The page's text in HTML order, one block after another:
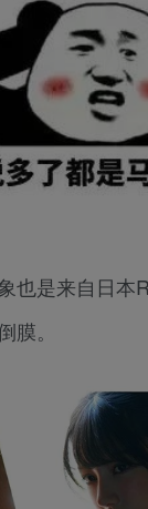
也是来自日本
膜。